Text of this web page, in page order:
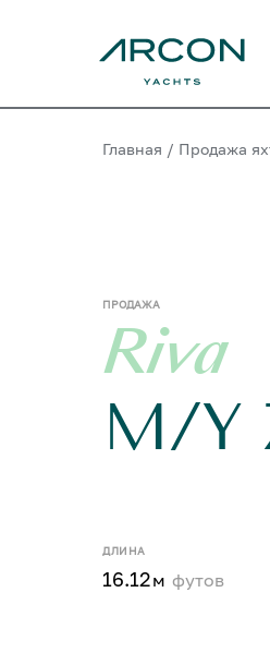
Главная / Продажа
ПРОДАЖА
Riva
M/Y
ДЛИНА
16.12м футов